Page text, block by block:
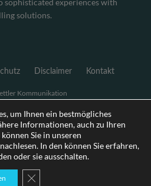
experiences with
solutions.
Disclaimer Kontakt
Kommunikation
um Ihnen ein bestmögliches
Informationen, auch zu Ihren
Sie in unseren
nachlesen. In den können Sie erfahren,
oder sie ausschalten.
GDPR Cookie-Banner schließen